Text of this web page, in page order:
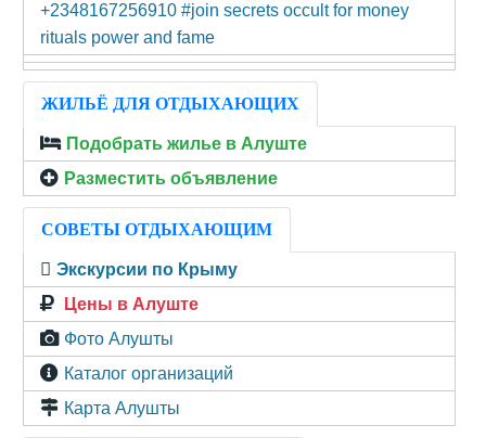
+2348167256910 #join secrets occult for money
rituals power and fame
ЖИЛЬЁ ДЛЯ ОТДЫХАЮЩИХ
Подобрать жилье в Алуште
Разместить объявление
СОВЕТЫ ОТДЫХАЮЩИМ
Экскурсии по Крыму
Цены в Алуште
Фото Алушты
Каталог организаций
Карта Алушты